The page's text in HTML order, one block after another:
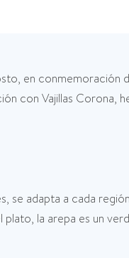
en conmemoración
con Vajillas Corona,
se adapta a cada
la arepa es un